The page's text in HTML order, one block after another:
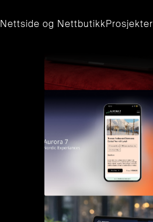
Nettside og NettbutikkProsjekter